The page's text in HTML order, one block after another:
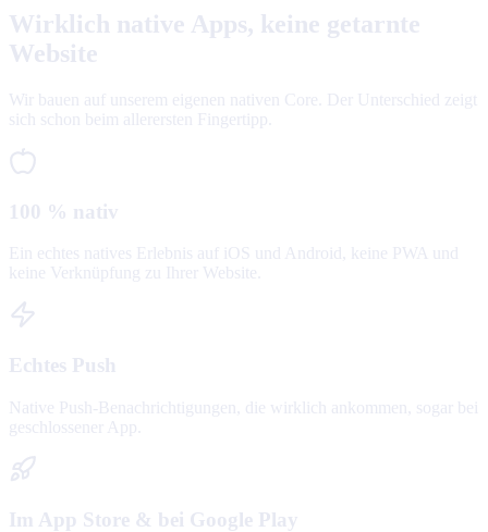
Wirklich native Apps, keine getarnte
Website
Wir bauen auf unserem eigenen nativen Core. Der Unterschied zeigt
sich schon beim allerersten Fingertipp.
100 % nativ
Ein echtes natives Erlebnis auf iOS und Android, keine PWA und
keine Verknüpfung zu Ihrer Website.
Echtes Push
Native Push-Benachrichtigungen, die wirklich ankommen, sogar bei
geschlossener App.
Im App Store & bei Google Play